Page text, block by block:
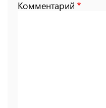
Комментарий